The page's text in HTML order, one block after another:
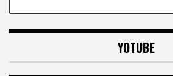
YOTUBE